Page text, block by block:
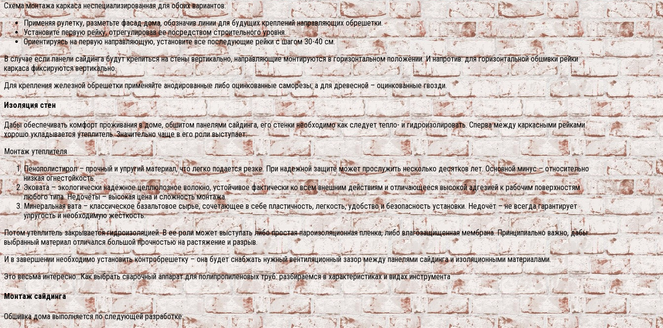
Схема монтажа каркаса неспециализированная для обоих вариантов:
Применяя рулетку, разметьте фасад дома, обозначив линии для будущих креплений направляющих обрешетки.
Установите первую рейку, отрегулировав ее посредством строительного уровня.
Ориентируясь на первую направляющую, установите все последующие рейки с шагом 30-40 см.
В случае если панели сайдинга будут крепиться на стены вертикально, направляющие монтируются в горизонтальном положении. И напротив: для горизонтальной обшивки рейки
каркаса фиксируются вертикально.
Для крепления железной обрешетки применяйте анодированные либо оцинкованные саморезы, а для древесной – оцинкованные гвозди.
Изоляция стен
Дабы обеспечивать комфорт проживания в доме, обшитом панелями сайдинга, его стенки необходимо как следует тепло- и гидроизолировать. Сперва между каркасными рейками
хорошо укладывается утеплитель. Значительно чаще в его роли выступает:
Монтаж утеплителя
Пенополистирол – прочный и упругий материал, что легко подается резке. При надежной защите может прослужить несколько десятков лет. Основной минус – относительно
низкая огнестойкость.
Эковата – экологически надёжное целлюлозное волокно, устойчивое фактически ко всем внешним действиям и отличающееся высокой адгезией к рабочим поверхностям
любого типа. Недочёты – высокая цена и сложность монтажа.
Минеральная вата – классическое базальтовое сырье, сочетающее в себе пластичность, легкость, удобство и безопасность установки. Недочёт – не всегда гарантирует
упругость и необходимую жёсткость.
Потом утеплитель закрывается гидроизоляцией. В ее роли может выступать либо простая пароизоляционная пленка, либо влагозащищенная мембрана. Принципиально важно, дабы
выбранный материал отличался большой прочностью на растяжение и разрыв.
И в завершении необходимо установить контробрешетку – она будет снабжать нужный вентиляционный зазор между панелями сайдинга и изоляционными материалами.
Это весьма интересно…Как выбрать сварочный аппарат для полипропиленовых труб: разбираемся в характеристиках и видах инструмента
Монтаж сайдинга
Обшивка дома выполняется по следующей разработке: